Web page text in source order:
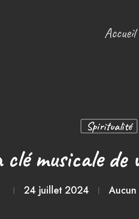
Accueil
Spiritualité
clé musicale
24 juillet 2024